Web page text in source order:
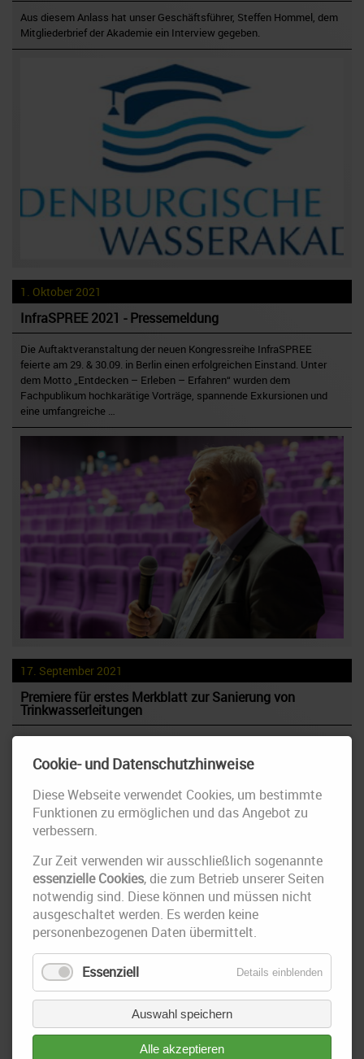
Aus diesem Anlass hat unser Geschäftsführer, Steffen Hommel, dem
Mitgliederbrief der Akademie ein Interview gegeben.
1. Oktober 2021
InfraSPREE 2021 - Pressemeldung
Die Auftaktveranstaltung der neuen Kongressreihe InfraSPREE
feierte am 29. & 30.09. in Berlin einen erfolgreichen Einstand. Unter
dem Motto „Entdecken – Erleben – Erfahren“ wurden dem
Fachpublikum hochkarätige Vorträge, spannende Exkursionen und
eine umfangreiche …
17. September 2021
Premiere für erstes Merkblatt zur Sanierung von
Trinkwasserleitungen
Der Rohrleitungssanierungsverband (RSV) gibt erstmals ein
Merkblatt heraus, das die noch junge Technologie des Trinkwasser-
Schlauchlinings umfangreich beschreibt. Damit werden Versorger und
Ingenieurbüros bei Planung, Ausschreibung und Umsetzung von
Sanierungsmaßnahmen …
Cookie- und Datenschutzhinweise
Diese Webseite verwendet Cookies, um bestimmte
Funktionen zu ermöglichen und das Angebot zu
verbessern.
Zur Zeit verwenden wir ausschließlich sogenannte
essenzielle Cookies, die zum Betrieb unserer Seiten
notwendig sind. Diese können und müssen nicht
ausgeschaltet werden. Es werden keine
personenbezogenen Daten übermittelt.
Essenziell Details einblenden
Auswahl speichern
Alle akzeptieren